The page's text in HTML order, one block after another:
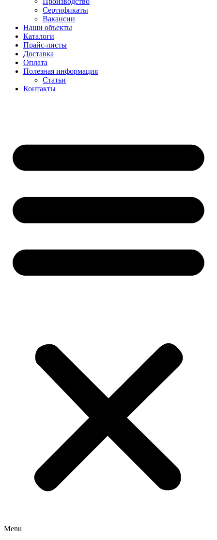
Сертификаты
Вакансии
Наши объекты
Каталоги
Прайс-листы
Доставка
Оплата
Полезная информация
Статьи
Контакты
Menu